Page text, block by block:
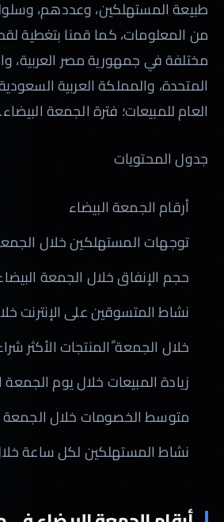
طبيعة المستهلكين، وعددهم،
من المعلومات، كما قمنا بتغطية
مختلفة في جمهورية مصر العربية،
المتحدة، والمملكة العربية
العام للمبيعات؛ فترة الجمعة البيضاء.
جدول المحتويات
أرقام الجمعة البيضاء
توجهات المستهلكين خلال
حجم الإنفاق خلال الجمعة
نشاط المتسوقين على الإنترنت
خلال الجمعة ًالمنتجات الأكثر
زيادة المبيعات خلال يوم الجمعة
متوسط الخصومات خلال الجمعة
نشاط المستهلكين لكل ساعة